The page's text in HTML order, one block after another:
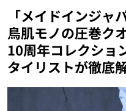
「メイドインジャ
鳥肌モノの圧巻ク
10周年コレクショ
タイリストが徹底